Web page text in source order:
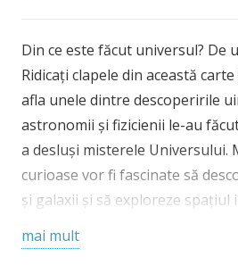
Din ce este făcut universul? De
Ridicați clapele din această
afla unele dintre descoperirile
astronomii și fizicienii le-au
a desluși misterele Universului.
curioase vor fi fascinate să
și galaxii și să exploreze spațiul
unora dintre cele mai mari
mai mult